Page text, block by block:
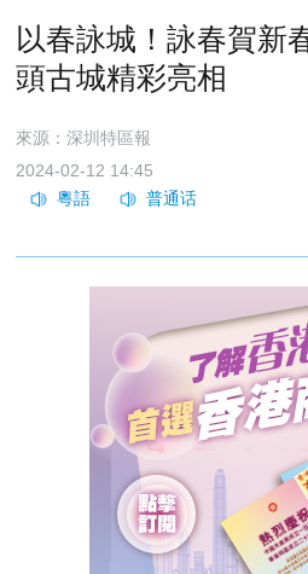
以春詠城！詠春賀新
頭古城精彩亮相
來源：深圳特區報
2024-02-12 14:45